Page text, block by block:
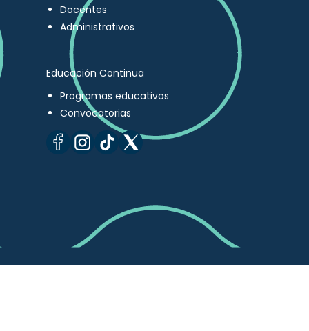
Docentes
Administrativos
Educación Continua
Programas educativos
Convocatorias